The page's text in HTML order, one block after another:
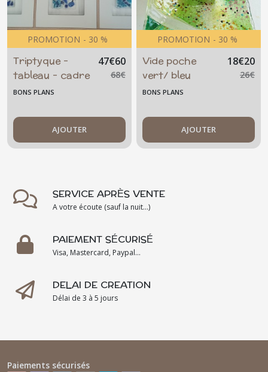
PROMOTION - 30 %
Triptyque -
tableau - cadre
- esprit marin -
- océan -
original - pièce
unique
47€60
68€
BONS PLANS
AJOUTER
PROMOTION - 30 %
Vide poche
vert/ bleu
mandala
18€20
26€
BONS PLANS
AJOUTER
SERVICE APRÈS VENTE
A votre écoute (sauf la nuit...)
PAIEMENT SÉCURISÉ
Visa, Mastercard, Paypal...
DELAI DE CREATION
Délai de 3 à 5 jours
Paiements sécurisés